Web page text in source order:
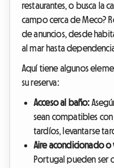
restaurantes, o busca la
campo cerca de Meco?
de anuncios, desde
al mar hasta
Aquí tiene algunos
su reserva:
Acceso al baño:
sean compatibles
tardíos, levantarse
Aire acondicionado o
Portugal pueden ser